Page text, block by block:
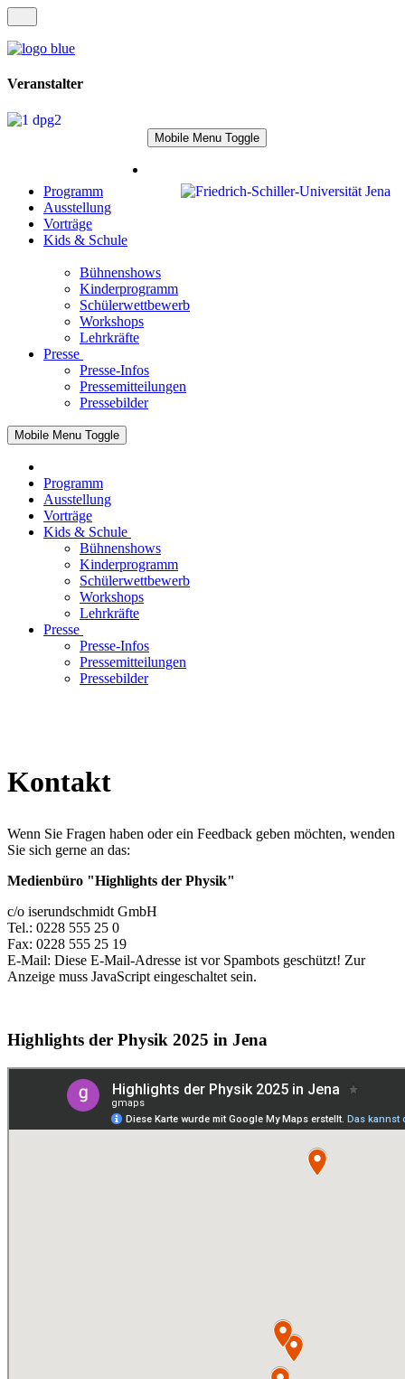
Veranstalter
Mobile Menu Toggle
Programm
Ausstellung
Vorträge
Kids & Schule
Bühnenshows
Kinderprogramm
Schülerwettbewerb
Workshops
Lehrkräfte
Presse
Presse-Infos
Pressemitteilungen
Pressebilder
Mobile Menu Toggle
Programm
Ausstellung
Vorträge
Kids & Schule
Bühnenshows
Kinderprogramm
Schülerwettbewerb
Workshops
Lehrkräfte
Presse
Presse-Infos
Pressemitteilungen
Pressebilder
Kontakt
Wenn Sie Fragen haben oder ein Feedback geben möchten, wenden
Sie sich gerne an das:
Medienbüro "Highlights der Physik"
c/o iserundschmidt GmbH
Tel.: 0228 555 25 0
Fax: 0228 555 25 19
E-Mail: Diese E-Mail-Adresse ist vor Spambots geschützt! Zur
Anzeige muss JavaScript eingeschaltet sein.
Highlights der Physik 2025 in Jena